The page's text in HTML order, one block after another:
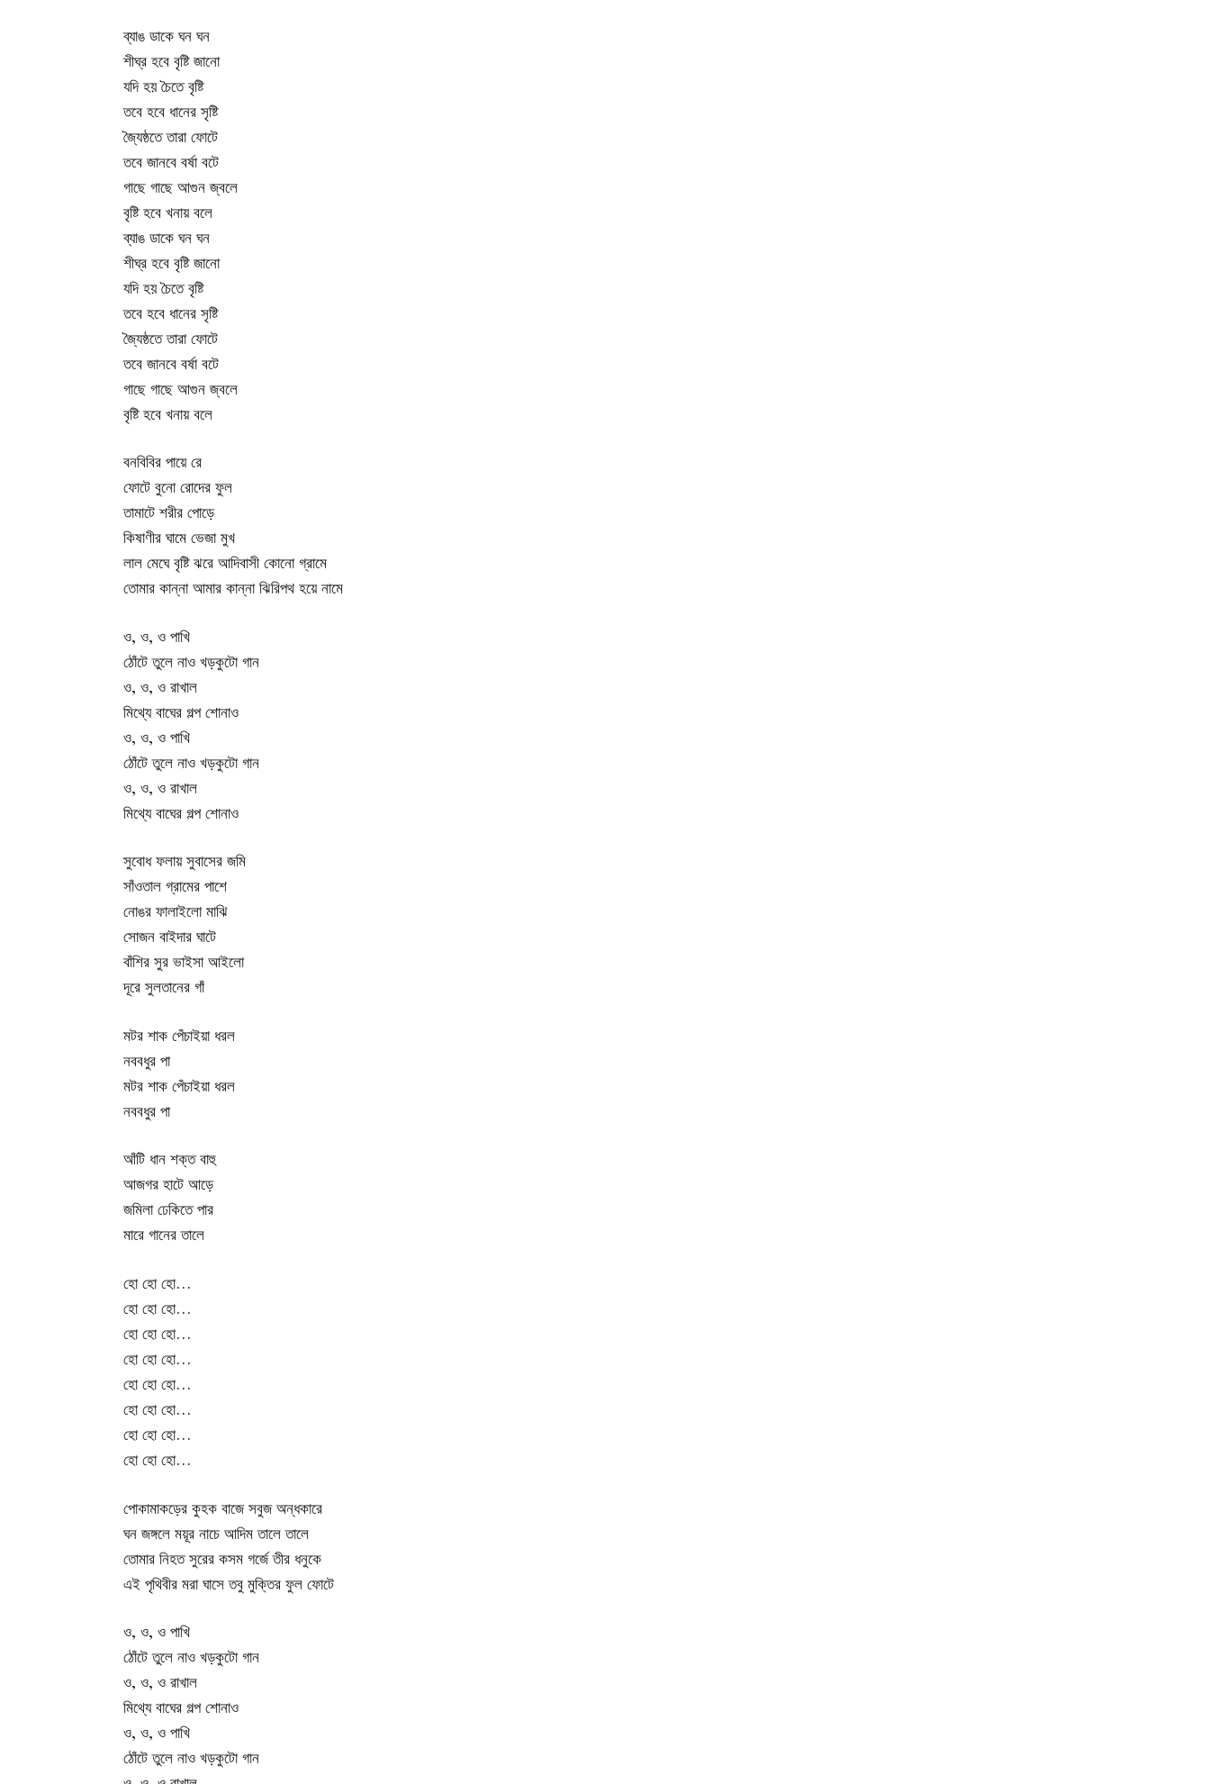
ব্যাঙ ডাকে ঘন ঘন
শীঘ্র হবে বৃষ্টি জানো
যদি হয় চৈতে বৃষ্টি
তবে হবে ধানের সৃষ্টি
জ্যৈষ্ঠতে তারা ফোটে
তবে জানবে বর্ষা বটে
গাছে গাছে আগুন জ্বলে
বৃষ্টি হবে খনায় বলে
ব্যাঙ ডাকে ঘন ঘন
শীঘ্র হবে বৃষ্টি জানো
যদি হয় চৈতে বৃষ্টি
তবে হবে ধানের সৃষ্টি
জ্যৈষ্ঠতে তারা ফোটে
তবে জানবে বর্ষা বটে
গাছে গাছে আগুন জ্বলে
বৃষ্টি হবে খনায় বলে
বনবিবির পায়ে রে
ফোটে বুনো রোদের ফুল
তামাটে শরীর পোড়ে
কিষাণীর ঘামে ভেজা মুখ
লাল মেঘে বৃষ্টি ঝরে আদিবাসী কোনো গ্রামে
তোমার কান্না আমার কান্না ঝিরিপথ হয়ে নামে
ও, ও, ও পাখি
ঠোঁটে তুলে নাও খড়কুটো গান
ও, ও, ও রাখাল
মিথ্যে বাঘের গল্প শোনাও
ও, ও, ও পাখি
ঠোঁটে তুলে নাও খড়কুটো গান
ও, ও, ও রাখাল
মিথ্যে বাঘের গল্প শোনাও
সুবোধ ফলায় সুবাসের জমি
সাঁওতাল গ্রামের পাশে
নোঙর ফালাইলো মাঝি
সোজন বাইদার ঘাটে
বাঁশির সুর ভাইসা আইলো
দূরে সুলতানের গাঁ
মটর শাক পেঁচাইয়া ধরল
নববধুর পা
মটর শাক পেঁচাইয়া ধরল
নববধুর পা
আঁটি ধান শক্ত বাহু
আজগর হাটে আড়ে
জমিলা ঢেকিতে পার
মারে গানের তালে
হো হো হো…
হো হো হো…
হো হো হো…
হো হো হো…
হো হো হো…
হো হো হো…
হো হো হো…
হো হো হো…
পোকামাকড়ের কুহক বাজে সবুজ অন্ধকারে
ঘন জঙ্গলে ময়ূর নাচে আদিম তালে তালে
তোমার নিহত সুরের কসম গর্জে তীর ধনুকে
এই পৃথিবীর মরা ঘাসে তবু মুক্তির ফুল ফোটে
ও, ও, ও পাখি
ঠোঁটে তুলে নাও খড়কুটো গান
ও, ও, ও রাখাল
মিথ্যে বাঘের গল্প শোনাও
ও, ও, ও পাখি
ঠোঁটে তুলে নাও খড়কুটো গান